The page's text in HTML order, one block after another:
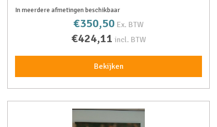
In meerdere afmetingen beschikbaar
€350,50 Ex. BTW
€424,11 incl. BTW
Bekijken